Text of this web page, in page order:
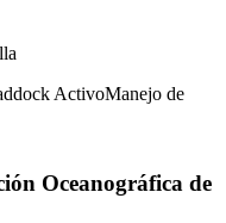
ActivoManejo de
Oceanográfica de